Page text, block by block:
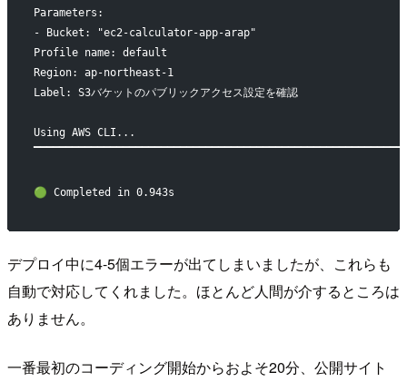
Parameters:
- Bucket: "ec2-calculator-app-arap"
Profile name: default
Region: ap-northeast-1
Label: S3バケットのパブリックアクセス設定を確認
Using AWS CLI...
🟢 Completed in 0.943s
デプロイ中に4-5個エラーが出てしまいましたが、これらも
自動で対応してくれました。ほとんど人間が介するところは
ありません。
一番最初のコーディング開始からおよそ20分、公開サイト